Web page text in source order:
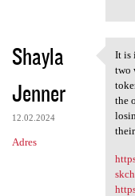
Shayla
Jenner
12.02.2024
Adres
It is
It is
two
the